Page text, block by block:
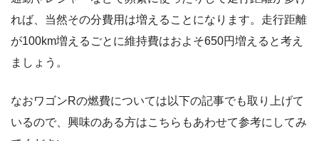
れば、当然その分費用は増えることになります。走行距離
が100km増えるごとに維持費はおよそ650円増えると考え
ましょう。
なおワゴンRの燃費については以下の記事でも取り上げて
いるので、興味のある方はこちらもあわせて参考にしてみ